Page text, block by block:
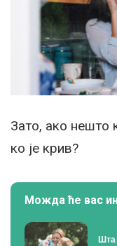
Зато, ако нешто
ко је крив?
Можда ће вас
Шта